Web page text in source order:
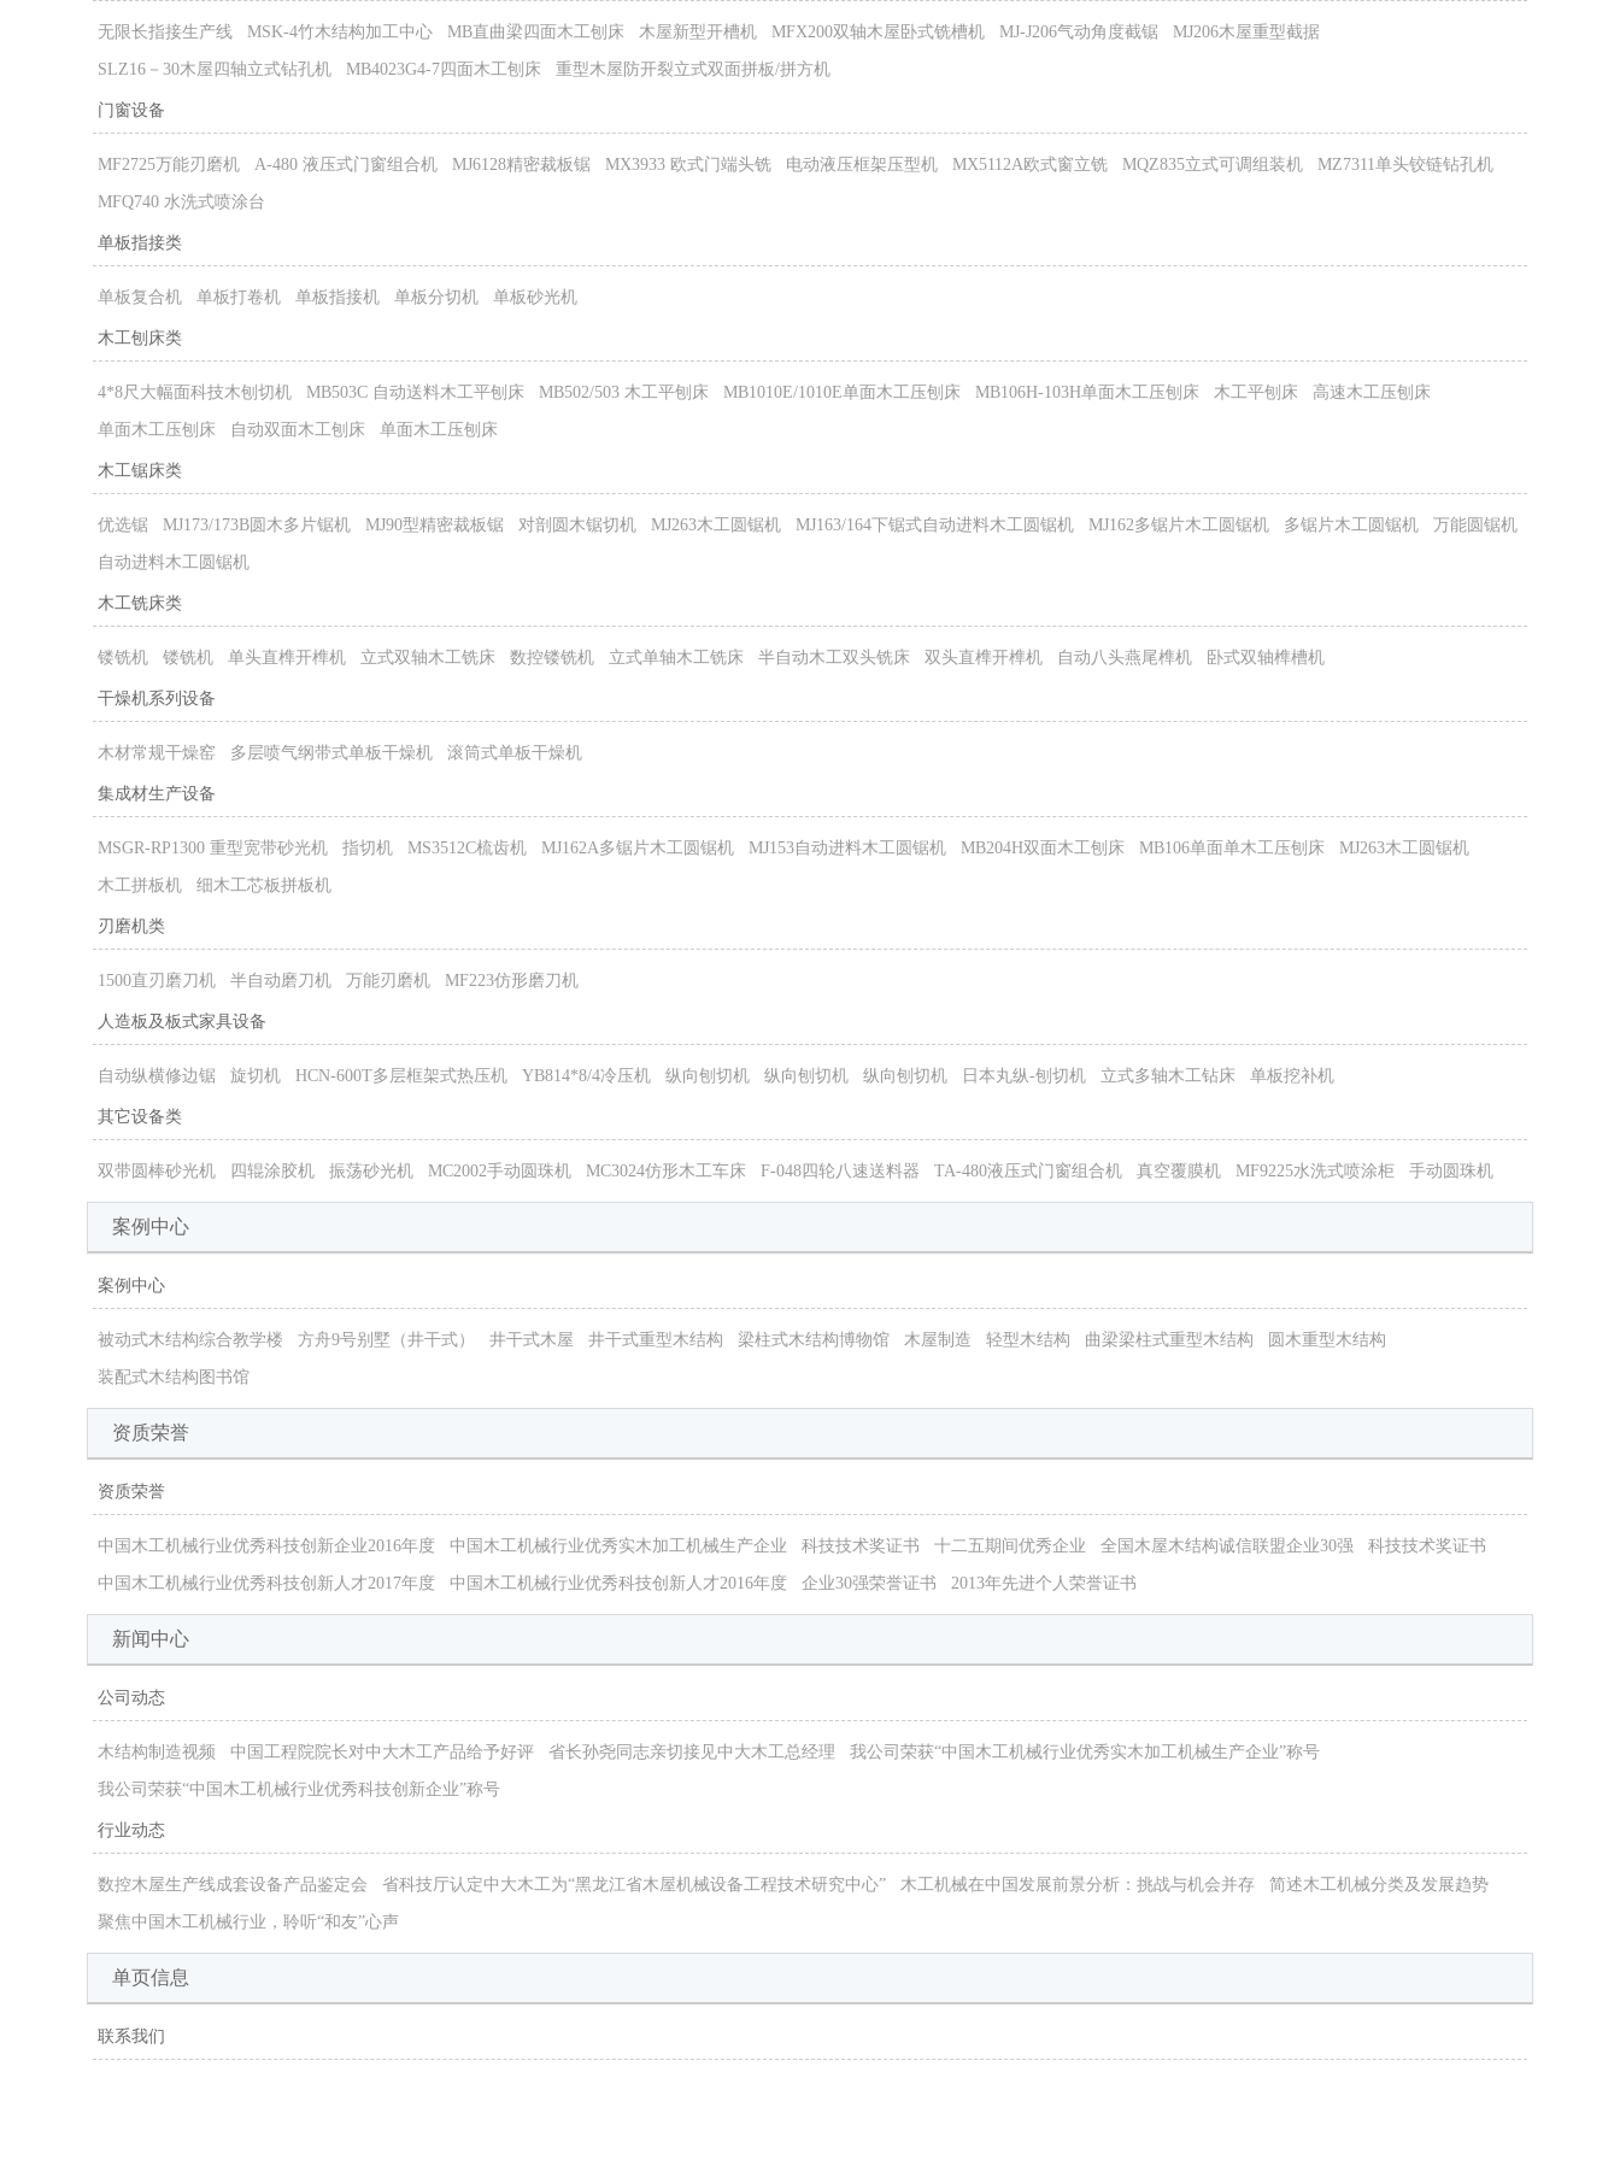
无限长指接生产线 MSK-4竹木结构加工中心 MB直曲梁四面木工刨床 木屋新型开槽机 MFX200双轴木屋卧式铣槽机 MJ-J206气动角度截锯 MJ206木屋重型截据
SLZ16－30木屋四轴立式钻孔机 MB4023G4-7四面木工刨床 重型木屋防开裂立式双面拼板/拼方机
门窗设备
MF2725万能刃磨机 A-480 液压式门窗组合机 MJ6128精密裁板锯 MX3933 欧式门端头铣 电动液压框架压型机 MX5112A欧式窗立铣 MQZ835立式可调组装机 MZ7311单头铰链钻孔机
MFQ740 水洗式喷涂台
单板指接类
单板复合机 单板打卷机 单板指接机 单板分切机 单板砂光机
木工刨床类
4*8尺大幅面科技木刨切机 MB503C 自动送料木工平刨床 MB502/503 木工平刨床 MB1010E/1010E单面木工压刨床 MB106H-103H单面木工压刨床 木工平刨床 高速木工压刨床
单面木工压刨床 自动双面木工刨床 单面木工压刨床
木工锯床类
优选锯 MJ173/173B圆木多片锯机 MJ90型精密裁板锯 对剖圆木锯切机 MJ263木工圆锯机 MJ163/164下锯式自动进料木工圆锯机 MJ162多锯片木工圆锯机 多锯片木工圆锯机 万能圆锯机
自动进料木工圆锯机
木工铣床类
镂铣机 镂铣机 单头直榫开榫机 立式双轴木工铣床 数控镂铣机 立式单轴木工铣床 半自动木工双头铣床 双头直榫开榫机 自动八头燕尾榫机 卧式双轴榫槽机
干燥机系列设备
木材常规干燥窑 多层喷气纲带式单板干燥机 滚筒式单板干燥机
集成材生产设备
MSGR-RP1300 重型宽带砂光机 指切机 MS3512C梳齿机 MJ162A多锯片木工圆锯机 MJ153自动进料木工圆锯机 MB204H双面木工刨床 MB106单面单木工压刨床 MJ263木工圆锯机
木工拼板机 细木工芯板拼板机
刃磨机类
1500直刃磨刀机 半自动磨刀机 万能刃磨机 MF223仿形磨刀机
人造板及板式家具设备
自动纵横修边锯 旋切机 HCN-600T多层框架式热压机 YB814*8/4冷压机 纵向刨切机 纵向刨切机 纵向刨切机 日本丸纵-刨切机 立式多轴木工钻床 单板挖补机
其它设备类
双带圆棒砂光机 四辊涂胶机 振荡砂光机 MC2002手动圆珠机 MC3024仿形木工车床 F-048四轮八速送料器 TA-480液压式门窗组合机 真空覆膜机 MF9225水洗式喷涂柜 手动圆珠机
案例中心
案例中心
被动式木结构综合教学楼 方舟9号别墅（井干式） 井干式木屋 井干式重型木结构 梁柱式木结构博物馆 木屋制造 轻型木结构 曲梁梁柱式重型木结构 圆木重型木结构
装配式木结构图书馆
资质荣誉
资质荣誉
中国木工机械行业优秀科技创新企业2016年度 中国木工机械行业优秀实木加工机械生产企业 科技技术奖证书 十二五期间优秀企业 全国木屋木结构诚信联盟企业30强 科技技术奖证书
中国木工机械行业优秀科技创新人才2017年度 中国木工机械行业优秀科技创新人才2016年度 企业30强荣誉证书 2013年先进个人荣誉证书
新闻中心
公司动态
木结构制造视频 中国工程院院长对中大木工产品给予好评 省长孙尧同志亲切接见中大木工总经理 我公司荣获“中国木工机械行业优秀实木加工机械生产企业”称号
我公司荣获“中国木工机械行业优秀科技创新企业”称号
行业动态
数控木屋生产线成套设备产品鉴定会 省科技厅认定中大木工为“黑龙江省木屋机械设备工程技术研究中心” 木工机械在中国发展前景分析：挑战与机会并存 简述木工机械分类及发展趋势
聚焦中国木工机械行业，聆听“和友”心声
单页信息
联系我们